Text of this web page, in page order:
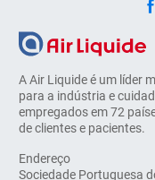
A Air Liquide é um líder
para a indústria e
empregados em 72
de clientes e pacientes.
Endereço
Sociedade Portuguesa